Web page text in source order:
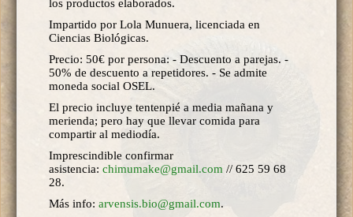
los productos elaborados.
Impartido por Lola Munuera, licenciada en
Ciencias Biológicas.
Precio: 50€ por persona: - Descuento a parejas. -
50% de descuento a repetidores. - Se admite
moneda social OSEL.
El precio incluye tentenpié a media mañana y
merienda; pero hay que llevar comida para
compartir al mediodía.
Imprescindible confirmar
asistencia: chimumake@gmail.com // 625 59 68
28.
Más info: arvensis.bio@gmail.com.